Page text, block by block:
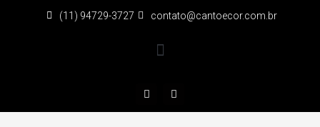
(11) 94729-3727 contato@cantoecor.com.br